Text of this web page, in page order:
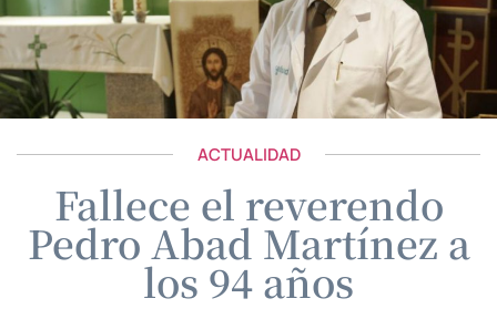
ACTUALIDAD
Fallece el reverendo
Pedro Abad Martínez a
los 94 años